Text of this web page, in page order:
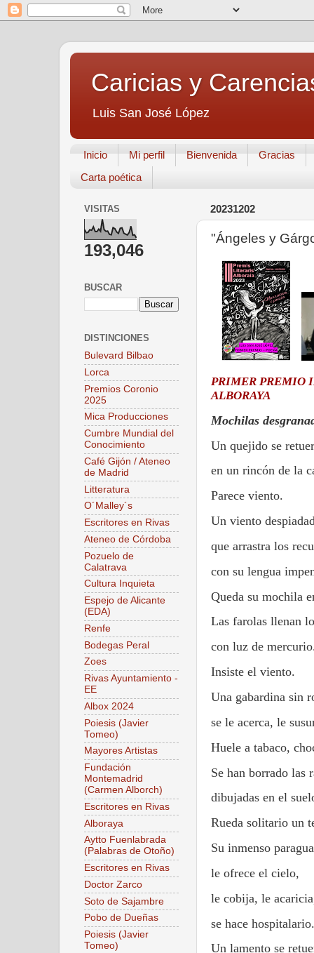
Caricias y
Luis San José López
Inicio Mi perfil Bienvenida
Gracias
Carta poética
20231202
"Ángeles y
PRIMER PREMIO
ALBORAYA
Mochilas
Un quejido se
en un rincón de la
Parece viento.
Un viento
que arrastra los
con su lengua
Queda su mochila
Las farolas llenan
con luz de
Insiste el viento.
Una gabardina sin
se le acerca, le
Huele a tabaco,
Se han borrado las
dibujadas en el
Rueda solitario un
Su inmenso
le ofrece el cielo,
le cobija, le
se hace hospitalario.
Un lamento se
VISITAS
193,046
BUSCAR
DISTINCIONES
Bulevard Bilbao
Lorca
Premios Coronio
2025
Mica Producciones
Cumbre Mundial del
Conocimiento
Café Gijón / Ateneo
de Madrid
Litteratura
O´Malley´s
Escritores en Rivas
Ateneo de Córdoba
Pozuelo de
Calatrava
Cultura Inquieta
Espejo de Alicante
(EDA)
Renfe
Bodegas Peral
Zoes
Rivas Ayuntamiento -
EE
Albox 2024
Poiesis (Javier
Tomeo)
Mayores Artistas
Fundación
Montemadrid
(Carmen Alborch)
Escritores en Rivas
Alboraya
Aytto Fuenlabrada
(Palabras de Otoño)
Escritores en Rivas
Doctor Zarco
Soto de Sajambre
Pobo de Dueñas
Poiesis (Javier
Tomeo)